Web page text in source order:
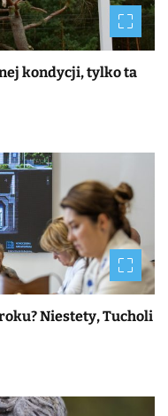
kondycji, tylko ta
Niestety, Tucholi